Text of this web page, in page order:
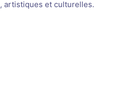
artistiques et culturelles.